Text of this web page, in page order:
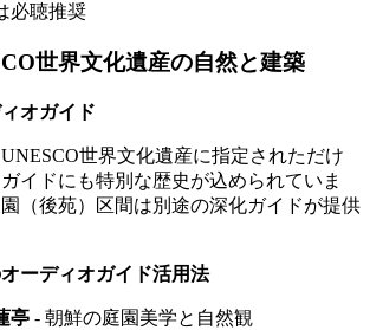
必聴推奨
世界文化遺産の自然と建築
オガイド
世界文化遺産に指定されただけ
イドにも特別な歴史が込められていま
（後苑）区間は別途の深化ガイドが提供
ーディオガイド活用法
亭 - 朝鮮の庭園美学と自然観